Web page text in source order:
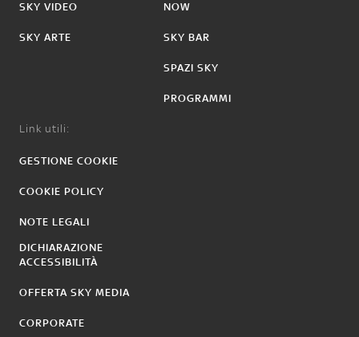
SKY VIDEO
SKY ARTE
NOW
SKY BAR
SPAZI SKY
PROGRAMMI
Link utili:
GESTIONE COOKIE
COOKIE POLICY
NOTE LEGALI
DICHIARAZIONE
ACCESSIBILITÀ
OFFERTA SKY MEDIA
CORPORATE